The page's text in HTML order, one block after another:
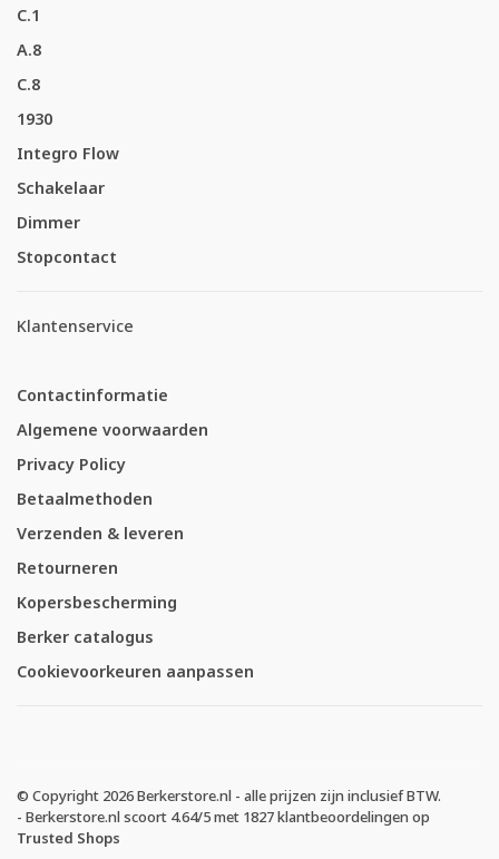
C.1
A.8
C.8
1930
Integro Flow
Schakelaar
Dimmer
Stopcontact
Klantenservice
Contactinformatie
Algemene voorwaarden
Privacy Policy
Betaalmethoden
Verzenden & leveren
Retourneren
Kopersbescherming
Berker catalogus
Cookievoorkeuren aanpassen
© Copyright 2026 Berkerstore.nl - alle prijzen zijn inclusief BTW.
- Berkerstore.nl scoort 4.64/5met 1827klantbeoordelingen op
Trusted Shops